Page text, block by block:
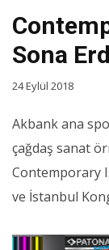
Sona
24 Eylül 2018
Akbank ana
çağdaş sanat
Contemporary
ve İstanbul